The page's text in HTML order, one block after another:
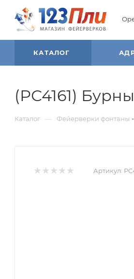
КАТАЛОГ
(РС4161)
Каталог — Фейерверки фонтаны
Артикул: